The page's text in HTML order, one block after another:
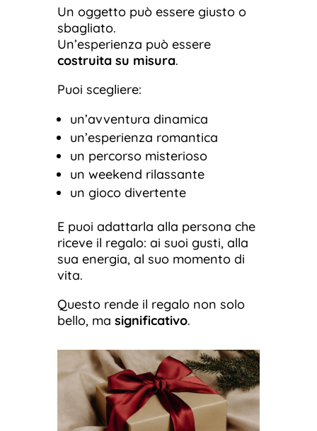
Un oggetto può essere giusto o
sbagliato.
Un’esperienza può essere
costruita su misura.
Puoi scegliere:
un’avventura dinamica
un’esperienza romantica
un percorso misterioso
un weekend rilassante
un gioco divertente
E puoi adattarla alla persona che
riceve il regalo: ai suoi gusti, alla
sua energia, al suo momento di
vita.
Questo rende il regalo non solo
bello, ma significativo.